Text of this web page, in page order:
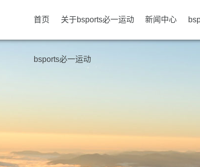
首页 关于bsports必一运动 新闻中心
bsports必一运动